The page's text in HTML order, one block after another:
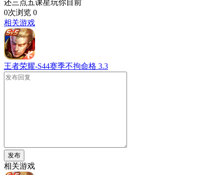
还三点五课星玩你目前
0次浏览 0
相关游戏
王者荣耀-S44赛季不拘命格 3.3
发布
相关游戏